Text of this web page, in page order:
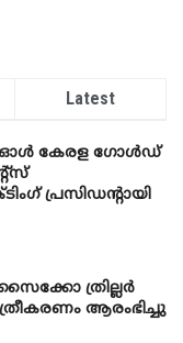
Latest
ഓൾ കേരള ഗോൾഡ്
പ്രസിഡന്റായി
ത്രില്ലർ
ആരംഭിച്ചു